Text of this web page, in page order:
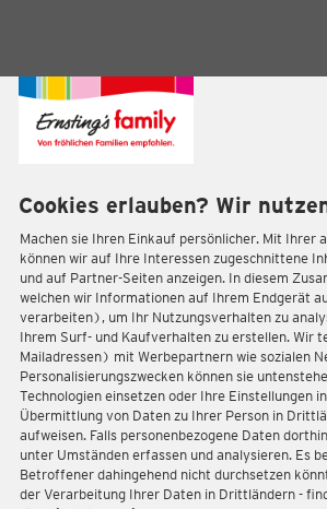
Cookies erlauben? Wir
Machen sie Ihren Einkauf persönlicher. Mit
können wir auf Ihre Interessen zugeschnittene
und auf Partner-Seiten anzeigen. In diesem
welchen wir Informationen auf Ihrem Endgerät
verarbeiten), um Ihr Nutzungsverhalten zu
Ihrem Surf- und Kaufverhalten zu erstellen. Wir
Mailadressen) mit Werbepartnern wie sozialen
Personalisierungszwecken können sie
Technologien einsetzen oder Ihre Einstellungen
Übermittlung von Daten zu Ihrer Person in
aufweisen. Falls personenbezogene Daten
unter Umständen erfassen und analysieren. Es
Betroffener dahingehend nicht durchsetzen
der Verarbeitung Ihrer Daten in Drittländern -